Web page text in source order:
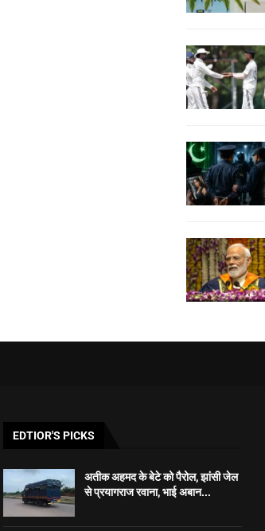
EDTIOR'S PICKS
अतीक अहमद के बेटे को पैरोल, झांसी जेल
से प्रयागराज रवाना, भाई अबान...